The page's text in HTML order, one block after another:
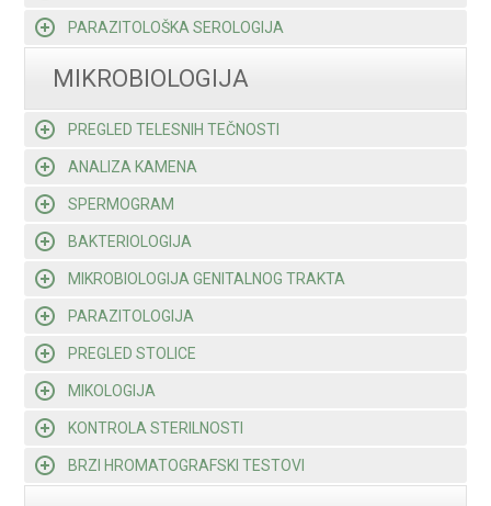
PARAZITOLOŠKA SEROLOGIJA
MIKROBIOLOGIJA
PREGLED TELESNIH TEČNOSTI
ANALIZA KAMENA
SPERMOGRAM
BAKTERIOLOGIJA
MIKROBIOLOGIJA GENITALNOG TRAKTA
PARAZITOLOGIJA
PREGLED STOLICE
MIKOLOGIJA
KONTROLA STERILNOSTI
BRZI HROMATOGRAFSKI TESTOVI